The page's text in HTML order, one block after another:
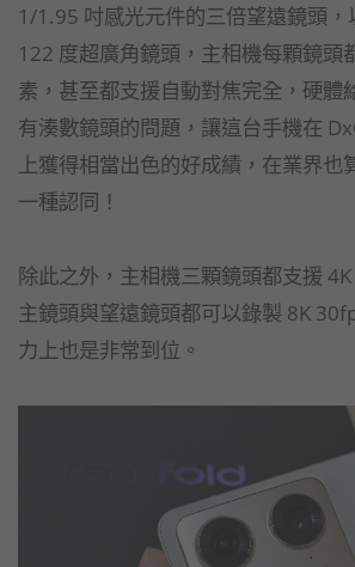
1/1.95 吋感光元件的三倍望遠鏡頭
122 度超廣角鏡頭，主相機每顆鏡頭
素，甚至都支援自動對焦完全，硬體
有湊數鏡頭的問題，讓這台手機在
上獲得相當出色的好成績，在業界也
一種認同！
除此之外，主相機三顆鏡頭都支援
主鏡頭與望遠鏡頭都可以錄製 8K
力上也是非常到位。